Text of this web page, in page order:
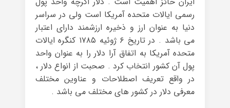
رسمی ایالات متحده آمریکا است ولی در سراسر
دنیا به عنوان ارز و ذخیره ارزشمند دارای اعتبار
می باشد . در تاریخ ۶ ژوئیه ۱۷۸۵ کنگره ایالات
متحده آمریکا به اتفاق آرا دلار را به عنوان واحد
پول آن کشور انتخاب کرد . صحبت از انواع دلار ،
در واقع تعریف اصطلاحات و عناوین مختلف
معرفی دلار در کشور های مختلف می باشد .